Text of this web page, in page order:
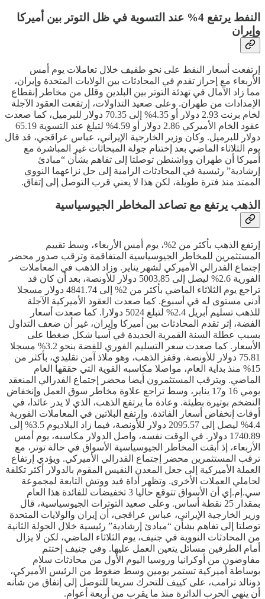
النفط يرتفع 4% عند التسوية في ظل التوتر بين أميركا
وإيران
إرتفعت أسعار النفط على نحو طفيف خلال تعاملات يوم أمس
الأربعاء مع إحراز تقدم في المحادثات بين الولايات المتحدة وإيران،
مما زاد الآمال في تهدئة التوتر بين البلدين وقلل من مخاطر إنقطاع
الإمدادات من طهران. وعلى صعيد التداولات، إرتفعت العقود الآجلة
لخام برنت 2.93 دولار أو 4.35% إلى 70.35 دولار للبرميل، كما صعدت
عقود الخام الأميركي 2.86 دولار أو 4.59% لتبلغ عند التسوية 65.19
دولار للبرميل. وكان وزير الخارجية الإيراني، عباس عراقجي، قد قال
يوم الثلاثاء الماضي بعد إختتام جولة المبحاثات غير المباشرة مع
أميركا أن طهران وواشنطن توصلتا ​إلى ​تفاهم بشأن “مبادئ ​
إرشادية” رئيسية في المحادثات الرامية إلى ‌حل نزاعهما النووي
الممتد منذ فترة طويلة، لكن هذا ​لا يعني قرب التوصل إلى إتفاق.
الذهب يرتفع مع تصاعد المخاطر الجيوسياسية
إرتفع الذهب بأكثر من 2%، يوم أمس الأربعاء، وسط تقييم
المستثمرين للمخاطر الجيوسياسية المتفاقمة وترقب صدور محضر
إجتماع الفدرالي الأميركي لشهر يناير. وزاد الذهب في المعاملات
الفورية 2.6% ليصل إلى 5003.85 دولار للأونصة، بعد أن كان قد
تراجع يوم الثلاثاء الماضي بأكثر من 2% إلى 4841.74 دولار مسجلا
أدنى مستوى له في أسبوع. كما صعدت العقود الأميركية الآجلة
للذهب تسليم أبريل 2.4% لتبلغ 5024 دولارا. كما صعدت أسعار
الفضة، إثر تقدم المحادثات بين أميركا وإيران، غير أن ضعف التداول
بسبب عطلة السنة القمرية الجديدة في آسيا شكل ضغطا على
الأسعار. كما صعدت سعر التسليم الفوري للفضة بنحو 3.2% مسجلا
75.81 دولار للأونصة. وقفز الذهب، وهو ملاذ آمن تقليدي، بأكثر من
15% منذ بداية العام، مواصلا مكاسبه القوية التي حققها العام
الماضي. ويترقب المستثمرون أيضا محضر إجتماع الفدرالي المنعقد
يومي 16 و17 يناير، وسط تراجع علاوة مخاطر سوق العمل وإنخفاض
التضخم بوتيرة بطيئة. وعادة ما يرتفع الذهب، الذي لا يدر عائدا، في
أوقات إنخفاض أسعار الفائدة. وإرتفع البلاتين في المعاملات الفورية
4.4% ليصل إلى 2095.57 دولار للأونصة، فيما زاد البلاديوم 3.5% إلى
1740.89 دولار. في الوقت نفسه، واصل الدولار مكاسبه، يوم أمس
الأربعاء، إذ أبقت المخاطر الجيوسياسية الأسواق في حالة توتر، مع
ترقب المستثمرين محضر إجتماع الفدرالي الأميركي. ويؤدي إرتفاع
العملة الأميركية ​إلى جعل المعدن النفيس المقوم بالدولار ​أكثر تكلفة
لحاملي العملات ​الأخرى. وتظهر أداة فيد ووتش التابعة لمجموعة
سي.إم.إي أن الأسواق تتوقع حاليا 3 تخفيضات للفائدة ​هذا العام
بمقدار 25 نقطة أساس. وعلى صعيد التوترات الجيوسياسية، قال
وزير الخارجية ​الإيراني، عباس عراقجي، أن إيران والولايات المتحدة
توصلتا إلى تفاهم بشأن “مبادئ إرشادية” رئيسية خلال الجولة الثانية
من المحادثات النووية في جنيف، يوم الثلاثاء الماضي، لكن لا يزال
أمام الطرفين مسائل يتعين العمل عليها. وفي جنيف إختتم
مفاوضون من أوكرانيا وروسيا اليوم الأول من محادثات سلام
بوساطة أميركية تستمر يومين وسط ضغوط ​من الرئيس الأميركي،
دونالد ​ترامب، على كييف للتحرك سريعا للتوصل إلى إتفاق من شأنه
أن ينهي الحرب الدائرة منذ ما يقرب من أربعة أعوام.